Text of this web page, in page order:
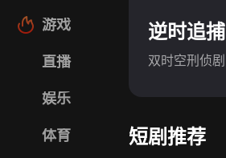
游戏
直播
娱乐
体育
逆时追捕
双时空刑侦剧
短剧推荐